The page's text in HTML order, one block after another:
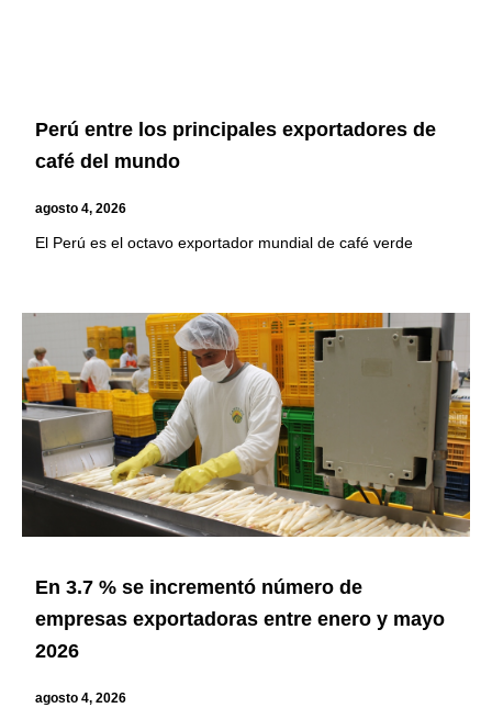
Perú entre los principales exportadores de
café del mundo
agosto 4, 2026
El Perú es el octavo exportador mundial de café verde
En 3.7 % se incrementó número de
empresas exportadoras entre enero y mayo
2026
agosto 4, 2026